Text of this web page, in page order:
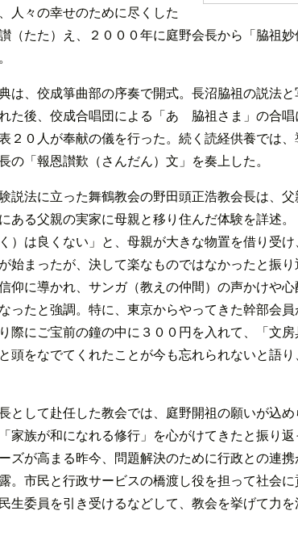
人々の幸せのために尽くした
（たた）え、２０００年に庭野会長から「脇祖
は、佼成箏曲部の序奏で開式。長沼脇祖の説法
た後、佼成合唱団による「あゝ脇祖さま」の合
２０人が奉献の儀を行った。続く読経供養では
の「報恩讃歎（さんだん）文」を奏上した。
説法に立った舞鶴教会の野田頭正浩教会長は、
ある父親の実家に母親と移り住んだ体験を詳述。
）は良くない」と、母親が大きな物置を借り受
始まったが、決して楽なものではなかったと振
仰に導かれ、サンガ（教えの仲間）の声かけや
ったと強調。特に、東京からやってきた幹部会
際にご宝前の鐘の中に３００円を入れて、「文
頭をなでてくれたことが今も忘れられないと語
として赴任した教会では、庭野開祖の願いが込め
家族が和になれる修行」を心がけてきたと振り返
ズが高まる昨今、問題解決のために行政との連
。市民と行政サービスの橋渡し役を担って社会
生委員を引き受けるなどして、教会を挙げて力